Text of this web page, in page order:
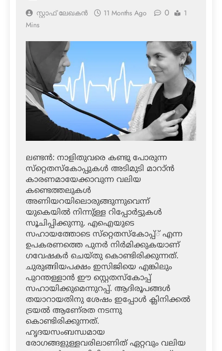
സ്റ്റാഫ് ലേഖകൻ 11 Months Ago 0
1
Mins
ലണ്ടന്‍: നാളിതുവരെ കണ്ടു പോരുന്ന
സ്‌റ്റെതസ്‌കോപ്പുകള്‍ അടിമുടി മാറാ്ന്‍
കാരണമായേക്കാവുന്ന വലിയ
കണ്ടെത്തലുകള്‍
അണിയറയിലൊരുങ്ങുന്നുവെന്ന്
യുകെയില്‍ നിന്നു്ള്ള റിപ്പോര്‍ട്ടുകള്‍
സൂചിപ്പിക്കുന്നു. എഐയുടെ
സഹായത്തോടെ സ്‌റ്റെതസ്‌കോപ്പ്് എന്ന
ഉപകരണത്തെ പുനര്‍ നിര്‍മിക്കുകയാണ്
ഗവേഷകര്‍ ചെയ്തു കൊണ്ടിരിക്കുന്നത്.
ചുരുങ്ങിയപക്ഷം ഇസിജിയെ എങ്കിലും
പുറന്തള്ളാന്‍ ഈ സ്റ്റെതസ്‌കോപ്പ്
സഹായിക്കുമെന്നുറപ്പ്. ആദിരൂപങ്ങള്‍
തയാറായതിനു ശേഷം ഇപ്പോള്‍ ക്ലിനിക്കല്‍
ട്രയല്‍ ആണേ്രത നടന്നു
കൊണ്ടിരിക്കുന്നത്.
ഹൃദയസംബന്ധമായ
രോഗങ്ങളുള്ളവരിലാണിത് ഏറ്റവും വലിയ